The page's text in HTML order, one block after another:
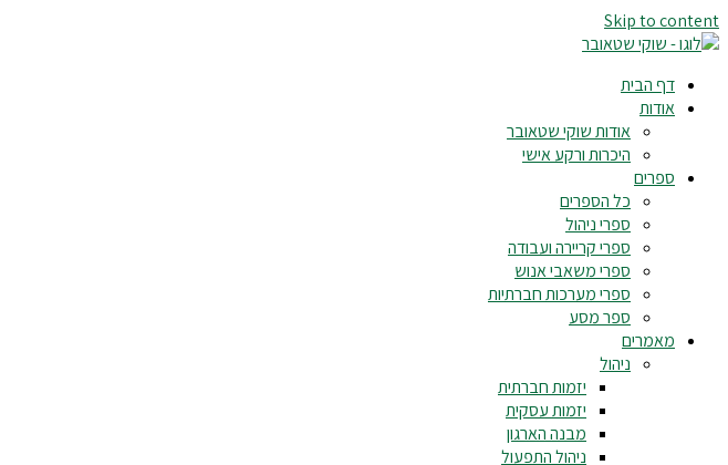
Skip to content
דף הבית
אודות
אודות שוקי שטאובר
היכרות ורקע אישי
ספרים
כל הספרים
ספרי ניהול
ספרי קריירה ועבודה
ספרי משאבי אנוש
ספרי מערכות חברתיות
ספר מסע
מאמרים
ניהול
יזמות חברתית
יזמות עסקית
מבנה הארגון
ניהול התפעול